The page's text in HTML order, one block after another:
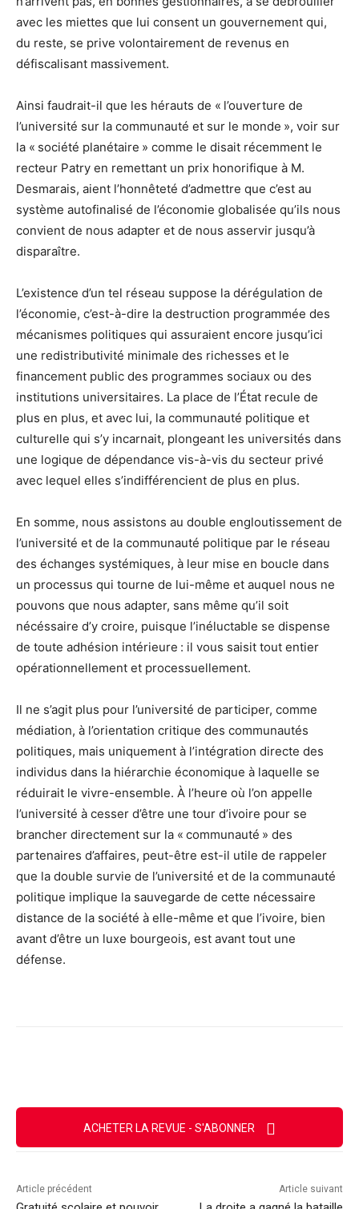
avec les miettes que lui consent un gouvernement qui,
du reste, se prive volontairement de revenus en
défiscalisant massivement.
Ainsi faudrait-il que les hérauts de « l’ouverture de
l’université sur la communauté et sur le monde », voir sur
la « société planétaire » comme le disait récemment le
recteur Patry en remettant un prix honorifique à M.
Desmarais, aient l’honnêteté d’admettre que c’est au
système autofinalisé de l’économie globalisée qu’ils nous
convient de nous adapter et de nous asservir jusqu’à
disparaître.
L’existence d’un tel réseau suppose la dérégulation de
l’économie, c’est-à-dire la destruction programmée des
mécanismes politiques qui assuraient encore jusqu’ici
une redistributivité minimale des richesses et le
financement public des programmes sociaux ou des
institutions universitaires. La place de l’État recule de
plus en plus, et avec lui, la communauté politique et
culturelle qui s’y incarnait, plongeant les universités dans
une logique de dépendance vis-à-vis du secteur privé
avec lequel elles s’indifférencient de plus en plus.
En somme, nous assistons au double engloutissement de
l’université et de la communauté politique par le réseau
des échanges systémiques, à leur mise en boucle dans
un processus qui tourne de lui-même et auquel nous ne
pouvons que nous adapter, sans même qu’il soit
nécéssaire d’y croire, puisque l’inéluctable se dispense
de toute adhésion intérieure : il vous saisit tout entier
opérationnellement et processuellement.
Il ne s’agit plus pour l’université de participer, comme
médiation, à l’orientation critique des communautés
politiques, mais uniquement à l’intégration directe des
individus dans la hiérarchie économique à laquelle se
réduirait le vivre-ensemble. À l’heure où l’on appelle
l’université à cesser d’être une tour d’ivoire pour se
brancher directement sur la « communauté » des
partenaires d’affaires, peut-être est-il utile de rappeler
que la double survie de l’université et de la communauté
politique implique la sauvegarde de cette nécessaire
distance de la société à elle-même et que l’ivoire, bien
avant d’être un luxe bourgeois, est avant tout une
défense.
ACHETER LA REVUE - S'ABONNER
Article précédent Article suivant